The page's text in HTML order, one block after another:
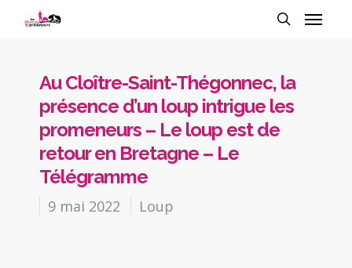
Au Cloître-Saint-Thégonnec, la
présence d’un loup intrigue les
promeneurs – Le loup est de
retour en Bretagne – Le
Télégramme
9 mai 2022 Loup